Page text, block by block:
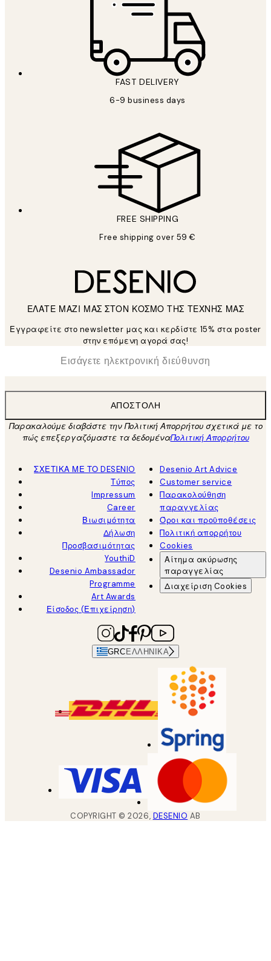
FAST DELIVERY
6-9 business days
FREE SHIPPING
Free shipping over 59 €
ΕΛΑΤΕ ΜΑΖΙ ΜΑΣ ΣΤΟΝ ΚΟΣΜΟ ΤΗΣ ΤΕΧΝΗΣ ΜΑΣ
Εγγραφείτε στο newsletter μας και κερδίστε 15% στα poster
στην επόμενη αγορά σας!
Ηλεκτρονική Διεύθυνση
ΑΠΟΣΤΟΛΉ
Παρακαλούμε διαβάστε την Πολιτική Απορρήτου σχετικά με το
πώς επεξεργαζόμαστε τα δεδομέναΠολιτική Απορρήτου
ΣΧΕΤΙΚΑ ΜΕ ΤΟ DESENIO
Τύπος
Impressum
Career
Βιωσιμότητα
Δήλωση
Προσβασιμότητας
YouthiD
Desenio Ambassador
Programme
Art Awards
Είσοδος (Επιχείρηση)
Desenio Art Advice
Customer service
Παρακολούθηση
παραγγελίας
Όροι και προϋποθέσεις
Πολιτική απορρήτου
Cookies
Αίτημα ακύρωσης
παραγγελίας
Διαχείριση Cookies
GRC ΕΛΛΗΝΙΚΆ
COPYRIGHT ©2026, DESENIO AB